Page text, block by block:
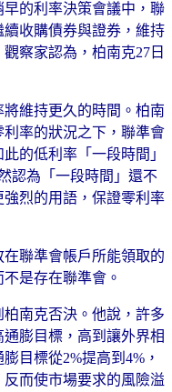
的利率決策會議中，聯
收購債券與證券，維持
察家認為，柏南克27日
維持更久的時間。柏南
率的狀況之下，聯準會
的低利率「一段時間」
認為「一段時間」還不
烈的用語，保證零利率
聯準會帳戶所能領取的
是存在聯準會。
南克否決。他說，許多
膨目標，高到讓外界相
目標從2%提高到4%，
而使市場要求的風險溢